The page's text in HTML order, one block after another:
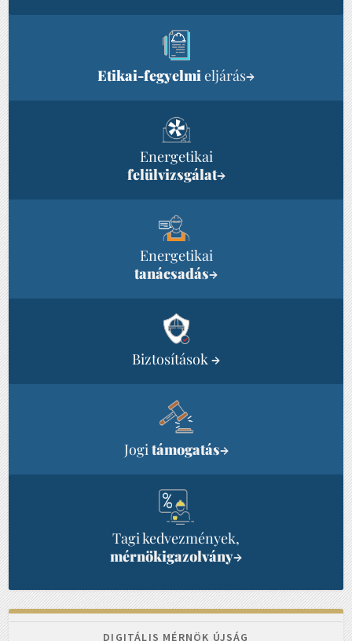
Etikai-fegyelmieljárás→
Energetikai
felülvizsgálat→
Energetikai
tanácsadás→
Biztosítások →
Jogitámogatás→
Tagi kedvezmények,
mérnökigazolvány→
DIGITÁLIS MÉRNÖK ÚJSÁG